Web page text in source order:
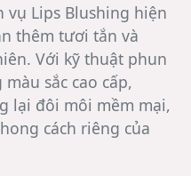
vụ Lips Blushing hiện
thêm tươi tắn và
Với kỹ thuật phun
sắc cao cấp,
lại đôi môi mềm mại,
cách riêng của